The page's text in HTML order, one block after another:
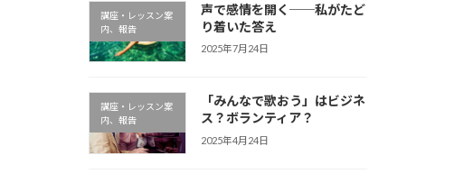
講座・レッスン案
内、報告
声で感情を開く──私がたど
り着いた答え
2025年7月24日
講座・レッスン案
内、報告
「みんなで歌おう」はビジネ
ス？ボランティア？
2025年4月24日